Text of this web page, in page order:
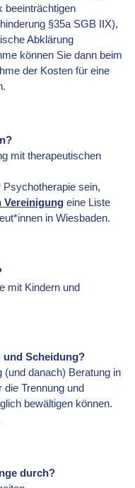
beeinträchtigen
§35a SGB IIX),
Abklärung
können Sie dann beim
der Kosten für eine
mit therapeutischen
Psychotherapie sein,
Vereinigungeine Liste
in Wiesbaden.
mit Kindern und
und Scheidung?
(und danach) Beratung in
Trennung und
bewältigen können.
durch?